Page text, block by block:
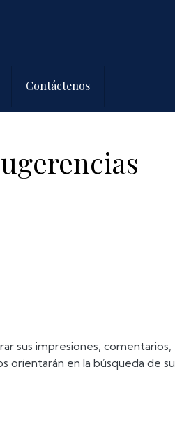
Contáctenos
sus impresiones, comentarios,
orientarán en la búsqueda de su